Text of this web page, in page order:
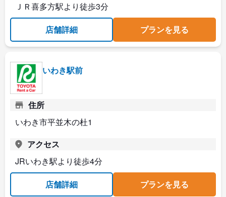
ＪＲ喜多方駅より徒歩3分
店舗詳細
プランを見る
いわき駅前
住所
いわき市平並木の杜1
アクセス
JRいわき駅より徒歩4分
店舗詳細
プランを見る